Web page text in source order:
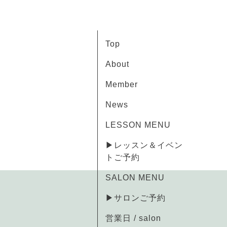
Top
About
Member
News
LESSON MENU
▶レッスン＆イベン
トご予約
SALON MENU
▶サロンご予約
営業日 / salon